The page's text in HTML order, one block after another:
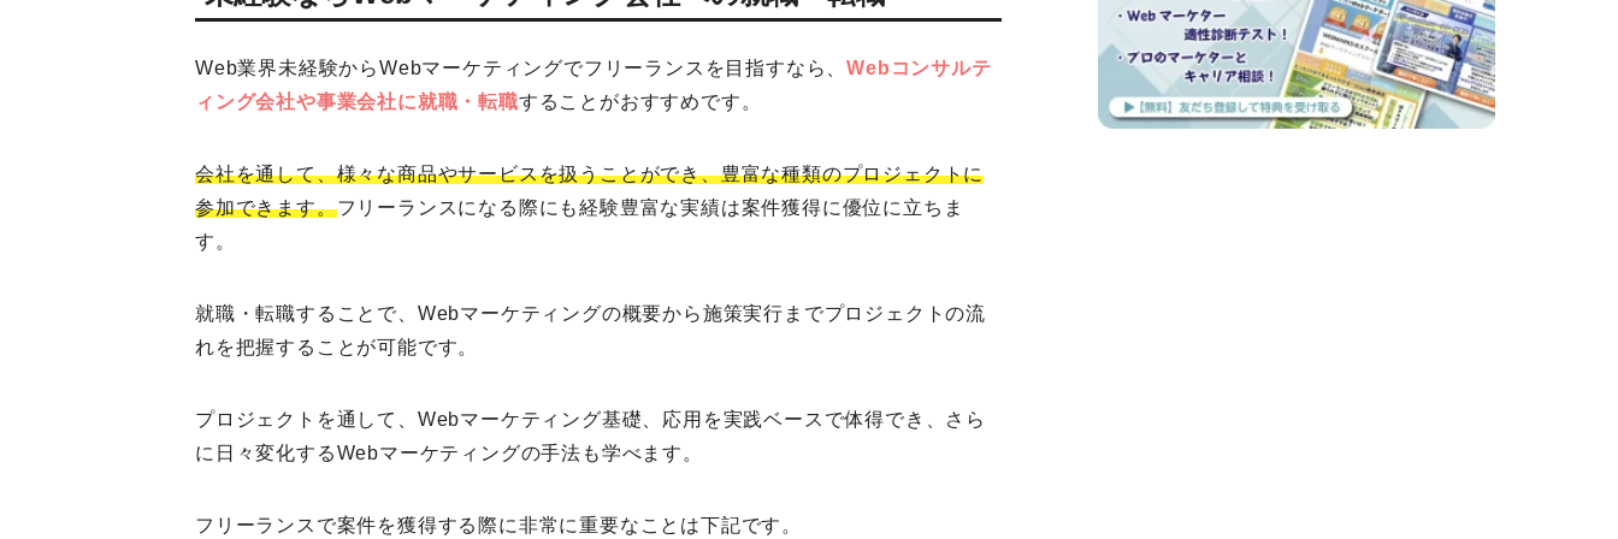
Web業界未経験からWebマーケティングでフリーランスを目指すなら、Webコンサルテ
ィング会社や事業会社に就職・転職することがおすすめです。
会社を通して、様々な商品やサービスを扱うことができ、豊富な種類のプロジェクトに
参加できます。フリーランスになる際にも経験豊富な実績は案件獲得に優位に立ちま
す。
就職・転職することで、Webマーケティングの概要から施策実行までプロジェクトの流
れを把握することが可能です。
プロジェクトを通して、Webマーケティング基礎、応用を実践ベースで体得でき、さら
に日々変化するWebマーケティングの手法も学べます。
フリーランスで案件を獲得する際に非常に重要なことは下記です。